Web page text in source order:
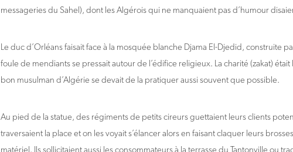
messageries du Sahel), dont les Algérois qui ne manquaient pas d’humour
Le duc d’Orléans faisait face à la mosquée blanche Djama El-Djedid, construite
foule de mendiants se pressait autour de l’édifice religieux. La charité (zakat) était
bon musulman d’Algérie se devait de la pratiquer aussi souvent que possible.
Au pied de la statue, des régiments de petits cireurs guettaient leurs clients
traversaient la place et on les voyait s’élancer alors en faisant claquer leurs
matériel. Ils sollicitaient aussi les consommateurs à la terrasse du Tantonville ou